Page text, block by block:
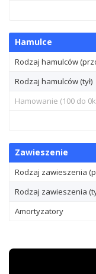
Hamulce
Rodzaj hamulców
Rodzaj hamulców (tył)
Hamowanie (100 do
Zawieszenie
Rodzaj zawieszenia
Rodzaj zawieszenia
Amortyzatory